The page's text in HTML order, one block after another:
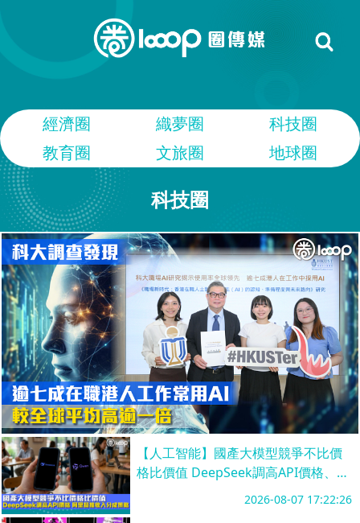
經濟圈 織夢圈
科技圈
教育圈
文旅圈 地球圈
科技圈
【人工智能】國產大模型競爭不比價
格比價值 DeepSeek調高API價格、阿
里擬推收入分成策略2026-08-07 17:22:26